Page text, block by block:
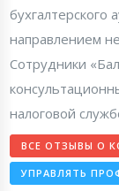
бухгалтерского
направлением
Сотрудники
налоговой
ВСЕ ОТЗЫВЫ О
УПРАВЛЯТЬ